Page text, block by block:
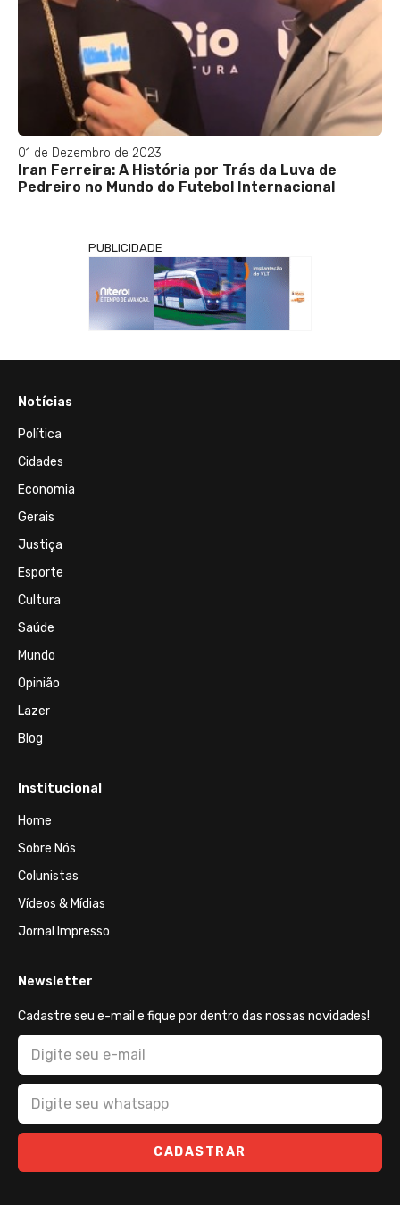
01 de Dezembro de 2023
Iran Ferreira: A História por Trás da Luva de
Pedreiro no Mundo do Futebol Internacional
PUBLICIDADE
Notícias
Política
Cidades
Economia
Gerais
Justiça
Esporte
Cultura
Saúde
Mundo
Opinião
Lazer
Blog
Institucional
Home
Sobre Nós
Colunistas
Vídeos & Mídias
Jornal Impresso
Newsletter
Cadastre seu e-mail e fique por dentro das nossas novidades!
CADASTRAR